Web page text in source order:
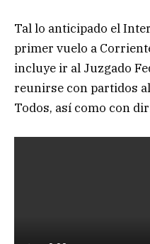
Tal lo anticipado el
primer vuelo a
incluye ir al Juzgado
reunirse con partidos
Todos, así como con